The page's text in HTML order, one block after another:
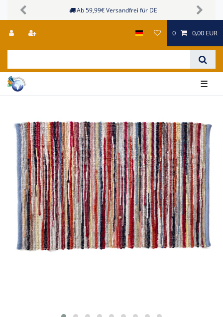
Ab 59,99€ Versandfrei für DE
Previous Next
0 0,00 EUR
☰